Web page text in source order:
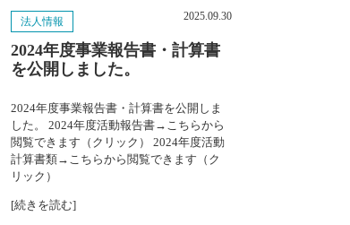
月
月
月
月
法人情報 2025.09.30
2024年度事業報告書・計算書
を公開しました。
2024年度事業報告書・計算書を公開しま
した。 2024年度活動報告書→こちらから
閲覧できます（クリック） 2024年度活動
計算書類→こちらから閲覧できます（ク
リック）
[続きを読む]